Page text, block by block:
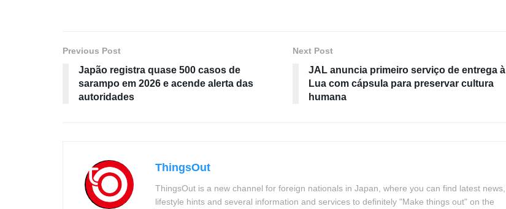
Previous Post
Japão registra quase 500 casos de
sarampo em 2026 e acende alerta das
autoridades
Next Post
JAL anuncia primeiro serviço de entrega à
Lua com cápsula para preservar cultura
humana
ThingsOut
ThingsOut is a new channel for foreign nationals in Japan, where you can find latest news,
lifestyle hints and several information and services to definitely "Make things out" on the